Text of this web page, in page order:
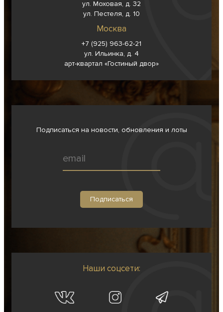
ул. Моховая, д. 32
ул. Пестеля, д. 10
Москва
+7 (925) 963-62-21
ул. Ильинка, д. 4
арт-квартал «Гостиный двор»
Подписаться на новости, обновления и лоты
Наши соцсети: